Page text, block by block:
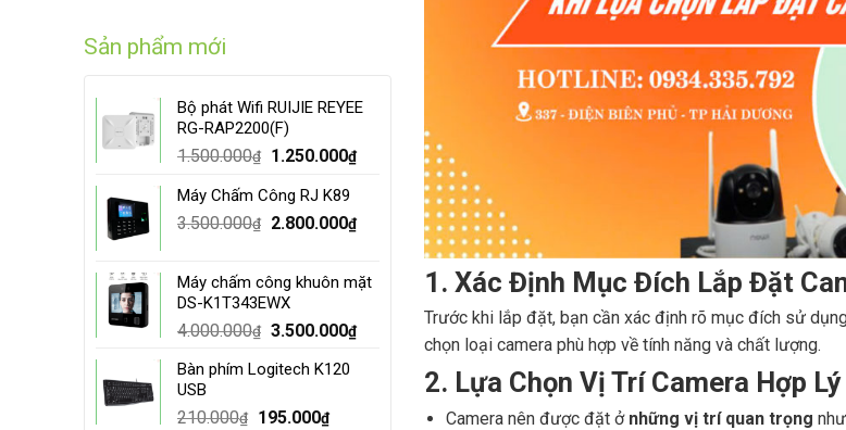
Sản phẩm mới
Bộ phát Wifi RUIJIE REYEE
RG-RAP2200(F)
1.500.000₫
Original
was:
1.500.000₫.
1.250.000₫Current
1.250.000₫.
Máy Chấm Công RJ K89
3.500.000₫
Original
3.500.000₫.
2.800.000₫Current
2.800.000₫.
Máy chấm công khuôn mặt
DS-K1T343EWX
4.000.000₫ Original
was:
3.500.000₫Current
3.500.000₫.
Bàn phím Logitech K120
USB
210.000₫
Original
195.000₫Current
1. Xác Định Mục Đích Lắp Đặt
Trước khi lắp đặt, bạn cần xác định rõ mục đích sử
chọn loại camera phù hợp về tính năng và chất lượng.
2. Lựa Chọn Vị Trí Camera Hợp Lý
Camera nên được đặt ở những vị trí quan trọng